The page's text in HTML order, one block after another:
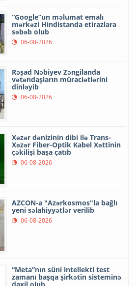
“Google”un məlumat emalı
mərkəzi Hindistanda etirazlara
səbəb olub
06-08-2026
Rəşad Nəbiyev Zəngilanda
vətəndaşların müraciətlərini
dinləyib
06-08-2026
Xəzər dənizinin dibi ilə Trans-
Xəzər Fiber-Optik Kabel Xəttinin
çəkilişi başa çatıb
06-08-2026
AZCON-a "Azərkosmos"la bağlı
yeni səlahiyyətlər verilib
06-08-2026
“Meta”nın süni intellekti test
zamanı başqa şirkətin sisteminə